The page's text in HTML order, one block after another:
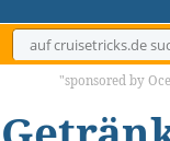
"sponsored by